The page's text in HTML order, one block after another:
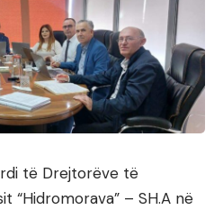
të Drejtorëve të
“Hidromorava” – SH.A në